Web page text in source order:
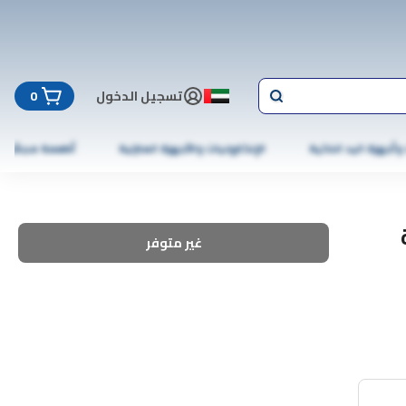
تسجيل الدخول 0
اليد الذكية الإلكترونيات والأجهزة المنزلية أطعمة مجمّدة
غير متوفر